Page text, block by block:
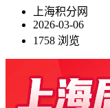
上海积分网
2026-03-06
1758 浏览